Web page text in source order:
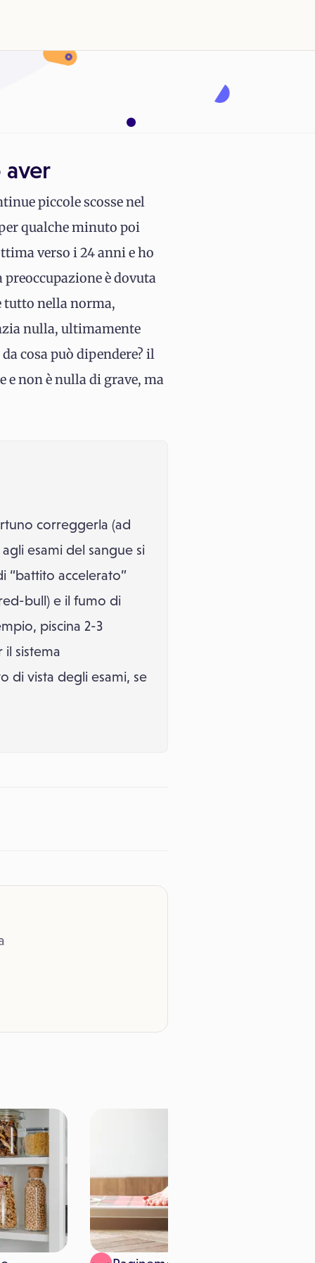
piccole scosse nel
qualche minuto poi
verso i 24 anni e ho
è dovuta
tutto nella norma,
nulla, ultimamente
cosa può dipendere? il
e non è nulla di grave, ma
correggerla (ad
esami del sangue si
“battito accelerato”
bull) e il fumo di
piscina 2-3
sistema
di vista degli esami, se